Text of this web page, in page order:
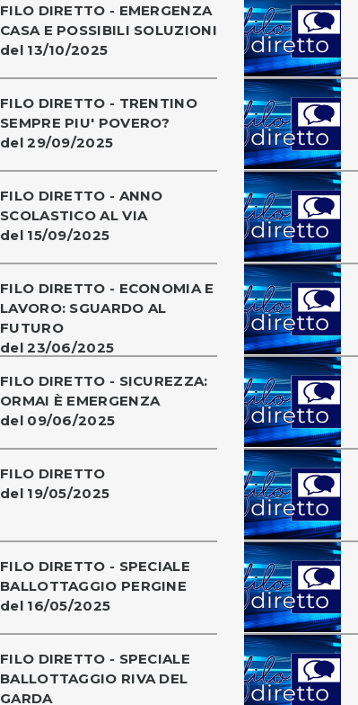
FILO DIRETTO - EMERGENZA
CASA E POSSIBILI SOLUZIONI
del 13/10/2025
FILO DIRETTO - TRENTINO
SEMPRE PIU' POVERO?
del 29/09/2025
FILO DIRETTO - ANNO
SCOLASTICO AL VIA
del 15/09/2025
FILO DIRETTO - ECONOMIA E
LAVORO: SGUARDO AL
FUTURO
del 23/06/2025
FILO DIRETTO - SICUREZZA:
ORMAI È EMERGENZA
del 09/06/2025
FILO DIRETTO
del 19/05/2025
FILO DIRETTO - SPECIALE
BALLOTTAGGIO PERGINE
del 16/05/2025
FILO DIRETTO - SPECIALE
BALLOTTAGGIO RIVA DEL
GARDA